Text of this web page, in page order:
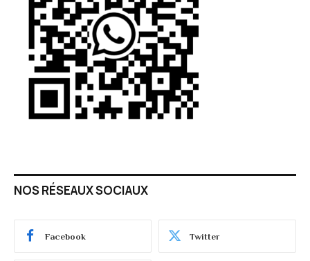
NOS RÉSEAUX SOCIAUX
Facebook Twitter